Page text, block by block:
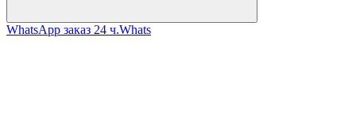
WhatsApp заказ 24 ч.Whats